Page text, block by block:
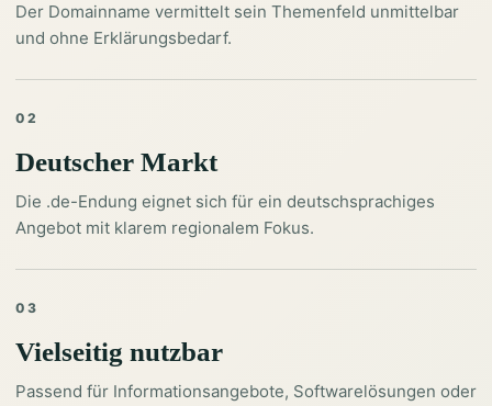
Der Domainname vermittelt sein Themenfeld unmittelbar
und ohne Erklärungsbedarf.
02
Deutscher Markt
Die .de-Endung eignet sich für ein deutschsprachiges
Angebot mit klarem regionalem Fokus.
03
Vielseitig nutzbar
Passend für Informationsangebote, Softwarelösungen oder